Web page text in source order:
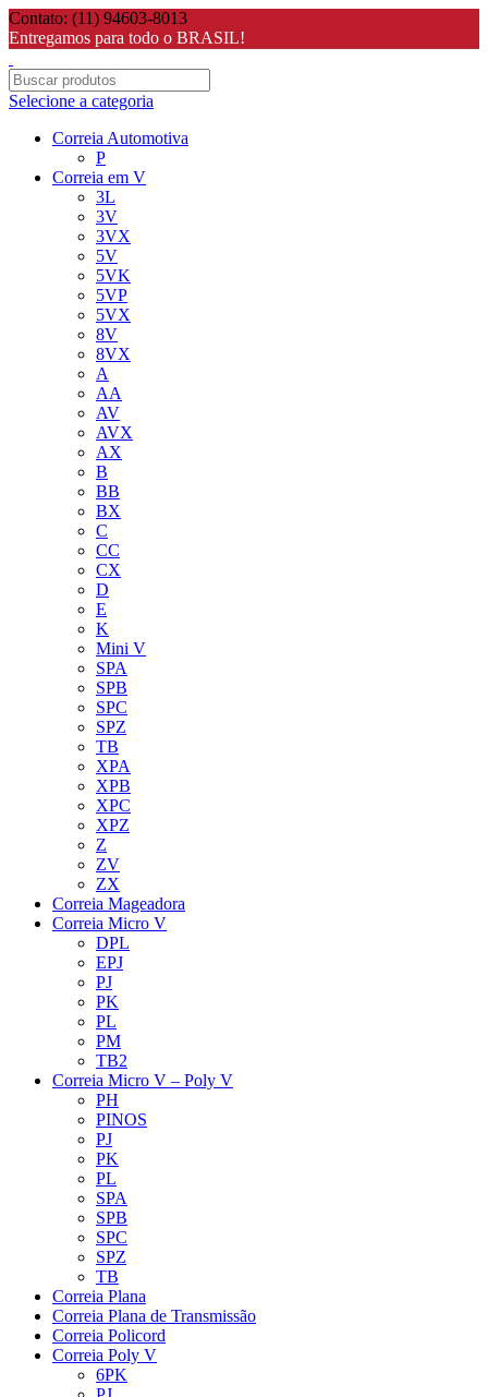
Contato: (11) 94603-8013
Entregamos para todo o BRASIL!
Selecione a categoria
Correia Automotiva
P
Correia em V
3L
3V
3VX
5V
5VK
5VP
5VX
8V
8VX
A
AA
AV
AVX
AX
B
BB
BX
C
CC
CX
D
E
K
Mini V
SPA
SPB
SPC
SPZ
TB
XPA
XPB
XPC
XPZ
Z
ZV
ZX
Correia Mageadora
Correia Micro V
DPL
EPJ
PJ
PK
PL
PM
TB2
Correia Micro V – Poly V
PH
PINOS
PJ
PK
PL
SPA
SPB
SPC
SPZ
TB
Correia Plana
Correia Plana de Transmissão
Correia Policord
Correia Poly V
6PK